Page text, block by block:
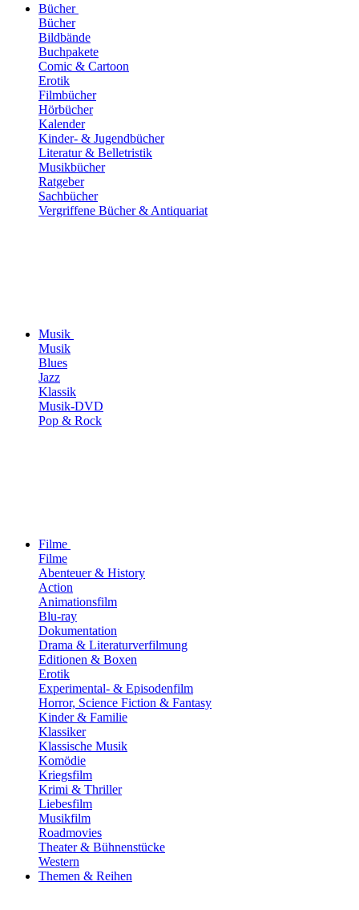
Bücher
Bücher
Bildbände
Buchpakete
Comic & Cartoon
Erotik
Filmbücher
Hörbücher
Kalender
Kinder- & Jugendbücher
Literatur & Belletristik
Musikbücher
Ratgeber
Sachbücher
Vergriffene Bücher & Antiquariat
Musik
Musik
Blues
Jazz
Klassik
Musik-DVD
Pop & Rock
Filme
Filme
Abenteuer & History
Action
Animationsfilm
Blu-ray
Dokumentation
Drama & Literaturverfilmung
Editionen & Boxen
Erotik
Experimental- & Episodenfilm
Horror, Science Fiction & Fantasy
Kinder & Familie
Klassiker
Klassische Musik
Komödie
Kriegsfilm
Krimi & Thriller
Liebesfilm
Musikfilm
Roadmovies
Theater & Bühnenstücke
Western
Themen & Reihen